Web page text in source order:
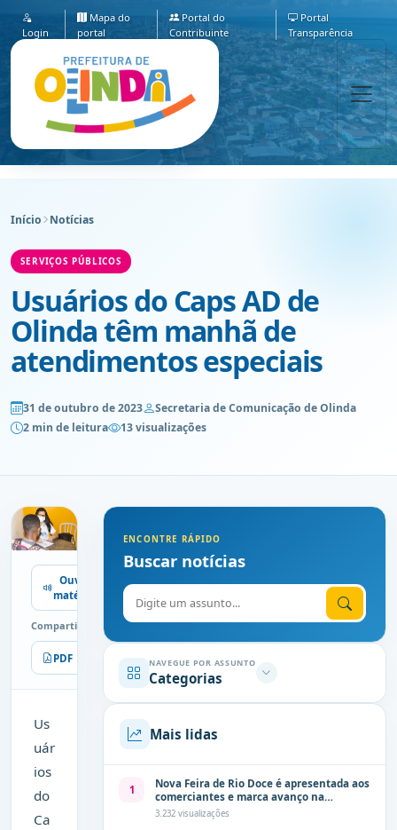
Login
Mapa do
portal
Portal do
Contribuinte
Portal
Transparência
Início Notícias
SERVIÇOS PÚBLICOS
Usuários do Caps AD de
Olinda têm manhã de
atendimentos especiais
31 de outubro de 2023
Secretaria de Comunicação de Olinda
2 min de leitura
13 visualizações
Ouvir
matéria
Compartilhe
PDF Imprimir
Us
uár
ios
do
Ca
ENCONTRE RÁPIDO
Buscar notícias
Digite o assunto
NAVEGUE POR ASSUNTO
Categorias
Mais lidas
1
Nova Feira de Rio Doce é apresentada aos
comerciantes e marca avanço na
modernização dos espaços públicos de
3.232 visualizações